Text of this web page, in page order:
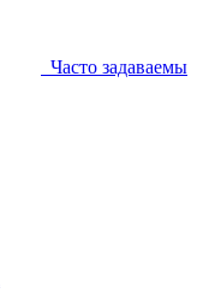
Часто задаваемы